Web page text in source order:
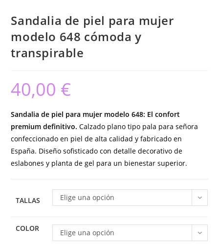
Sandalia de piel para mujer
modelo 648 cómoda y
transpirable
40,00 €
Sandalia de piel para mujer modelo 648: El confort
premium definitivo. Calzado plano tipo pala para señora
confeccionado en piel de alta calidad y fabricado en
España. Diseño sofisticado con detalle decorativo de
eslabones y planta de gel para un bienestar superior.
TALLAS Elige una opción
COLOR Elige una opción